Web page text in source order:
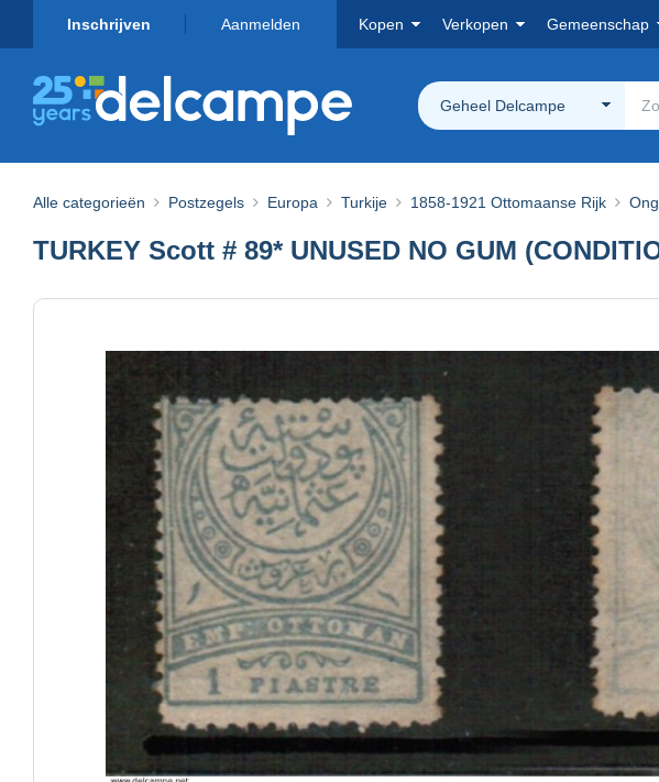
Inschrijven Aanmelden Kopen Verkopen Gemeenschap
Geheel Delcampe
Alle categorieën Postzegels Europa Turkije 1858-1921 Ottomaanse Rijk
TURKEY Scott # 89* UNUSED NO GUM